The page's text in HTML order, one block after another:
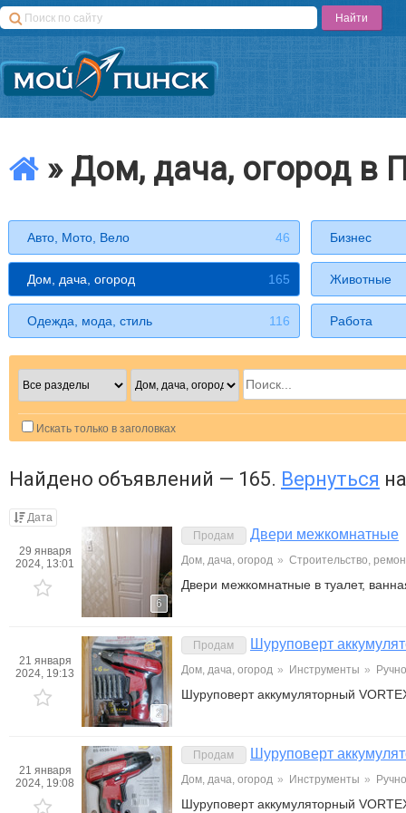
» Дом, дача, огород в
Авто, Мото, Вело 46 Бизнес
Дом, дача, огород 165 Животные
Одежда, мода, стиль 116 Работа
Искать только в заголовках
Найдено объявлений — 165. Вернуться
Дата
29 января
2024, 13:01
6
Продам Двери межкомнатные
Дом, дача, огород » Строительство,
Двери межкомнатные в туалет,
21 января
2024, 19:13
2
Продам Шуруповерт
Дом, дача, огород » Инструменты »
Шуруповерт аккумуляторный
21 января
2024, 19:08
Продам Шуруповерт
Дом, дача, огород » Инструменты »
Шуруповерт аккумуляторный